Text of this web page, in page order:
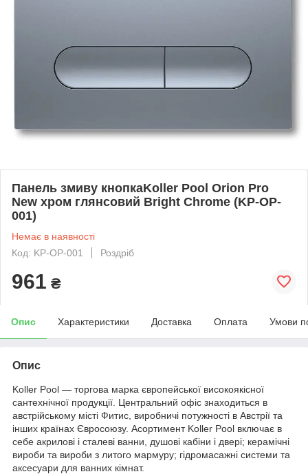
Панель змиву кнопкаKoller Pool Orion Pro
New хром глянсовий Bright Chrome (KP-OP-
001)
Немає в наявності
Код: KP-OP-001
Роздріб
961 ₴
Опис Характеристики Доставка Оплата Умови
Опис
Koller Pool — торгова марка європейської високоякісної
сантехнічної продукції. Центральний офіс знаходиться в
австрійському місті Фитис, виробничі потужності в Австрії та
інших країнах Євросоюзу. Асортимент Koller Pool включає в
себе акрилові і сталеві ванни, душові кабіни і двері; керамічні
вироби та вироби з литого мармуру; гідромасажні системи та
аксесуари для ванних кімнат.